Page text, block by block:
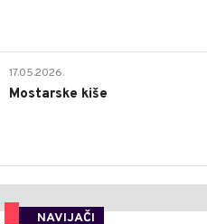
17.05.2026.
Mostarske kiše
NAVIJAČI